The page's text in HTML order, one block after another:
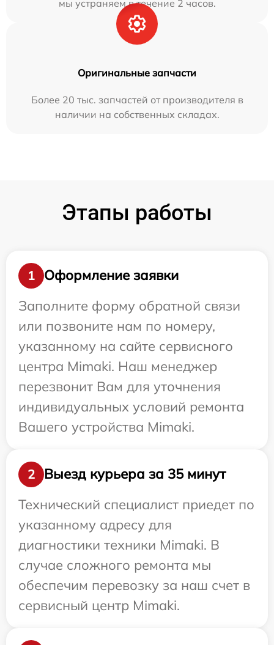
мы устраняем в течение 2 часов.
Оригинальные запчасти
Более 20 тыс. запчастей от производителя в
наличии на собственных складах.
Этапы работы
1
Оформление заявки
Заполните форму обратной связи
или позвоните нам по номеру,
указанному на сайте сервисного
центра Mimaki. Наш менеджер
перезвонит Вам для уточнения
индивидуальных условий ремонта
Вашего устройства Mimaki.
2
Выезд курьера за 35 минут
Технический специалист приедет по
указанному адресу для
диагностики техники Mimaki. В
случае сложного ремонта мы
обеспечим перевозку за наш счет в
сервисный центр Mimaki.